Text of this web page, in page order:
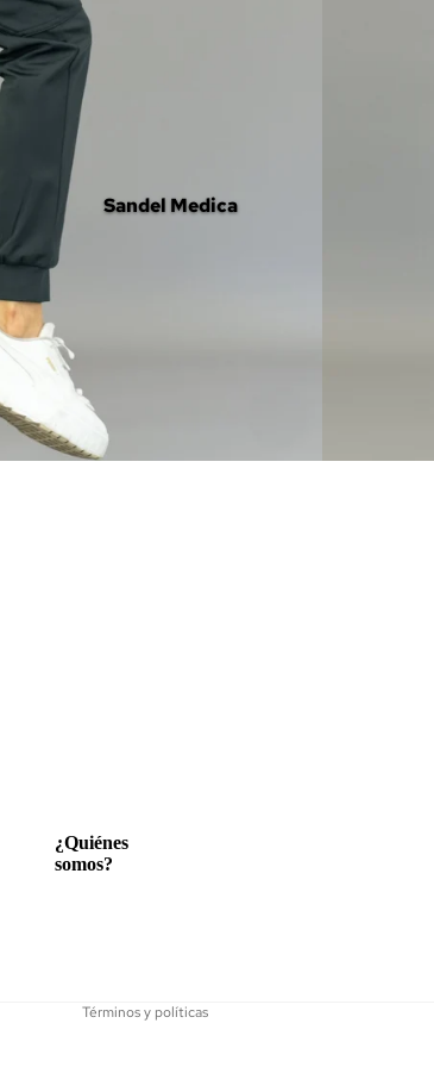
Sandel Medica
¿Quiénes
somos?
Términos y políticas
Política de reembolso
Política de privacidad